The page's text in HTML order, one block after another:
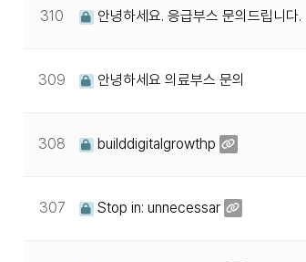
310 안녕하세요. 응급부스 문의드립니다.
309 안녕하세요 의료부스 문의
308 builddigitalgrowthp
307 Stop in: unnecessar